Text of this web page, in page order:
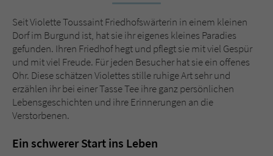
Seit Violette Toussaint Friedhofswärterin in einem kleinen
Dorf im Burgund ist, hat sie ihr eigenes kleines Paradies
gefunden. Ihren Friedhof hegt und pflegt sie mit viel Gespür
und mit viel Freude. Für jeden Besucher hat sie ein offenes
Ohr. Diese schätzen Violettes stille ruhige Art sehr und
erzählen ihr bei einer Tasse Tee ihre ganz persönlichen
Lebensgeschichten und ihre Erinnerungen an die
Verstorbenen.
Ein schwerer Start ins Leben
Sicherheitscode des Kontaktformulars zu
überprüfen.